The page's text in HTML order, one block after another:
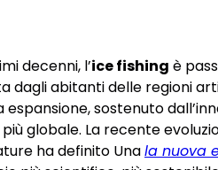
decenni, l’ice fishing è
dagli abitanti delle regioni
espansione, sostenuto
globale. La recente
ha definito Unala nuova